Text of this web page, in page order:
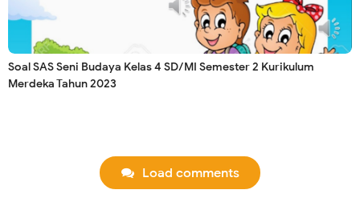
Soal SAS Seni Budaya Kelas 4 SD/MI Semester 2 Kurikulum
Merdeka Tahun 2023
Load comments